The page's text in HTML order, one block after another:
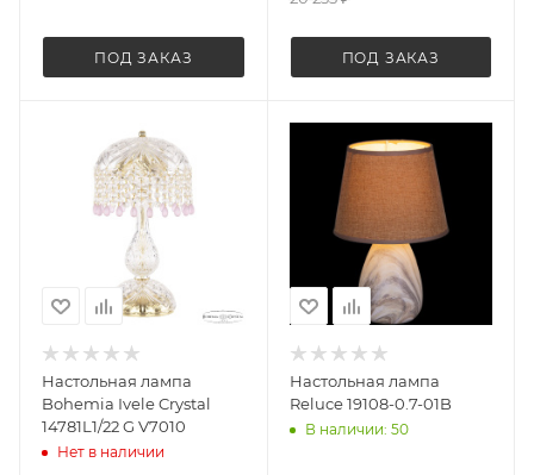
ПОД ЗАКАЗ ПОД ЗАКАЗ
Настольная лампа
Bohemia Ivele Crystal
14781L1/22 G V7010
Нет в наличии
Настольная лампа
Reluce 19108-0.7-01B
В наличии: 50